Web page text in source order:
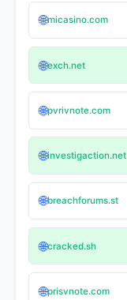
🌐micasino.com
🌐exch.net
🌐pvrivnote.com
🌐investigaction.net
🌐breachforums.st
🌐cracked.sh
🌐prisvnote.com